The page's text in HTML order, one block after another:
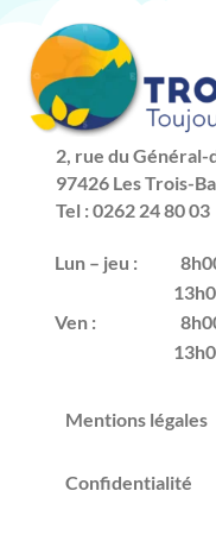
2, rue du Général-
97426 Les Trois-
Tel : 0262 24 80 03
Lun – jeu :
Ven :
Mentions légales
Confidentialité